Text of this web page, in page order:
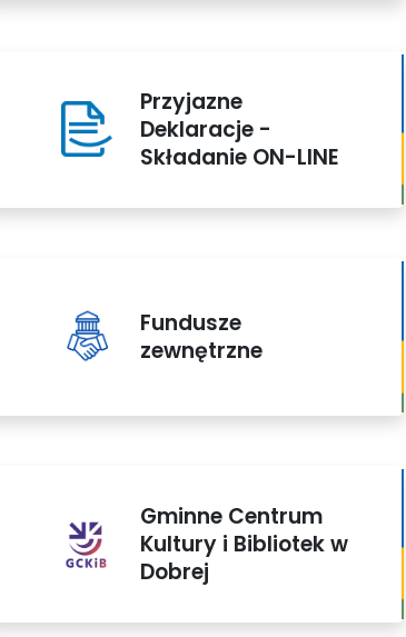
Przyjazne
Deklaracje -
Składanie ON-LINE
Fundusze
zewnętrzne
Gminne Centrum
Kultury i Bibliotek w
Dobrej